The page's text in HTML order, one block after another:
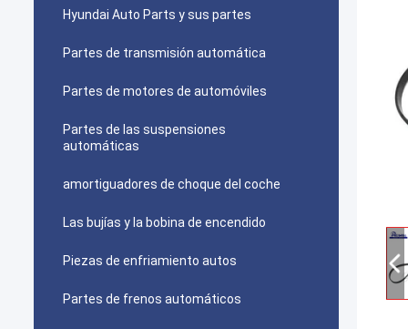
Hyundai Auto Parts y sus partes
Partes de transmisión automática
Partes de motores de automóviles
Partes de las suspensiones
automáticas
amortiguadores de choque del coche
Las bujías y la bobina de encendido
Piezas de enfriamiento autos
Partes de frenos automáticos